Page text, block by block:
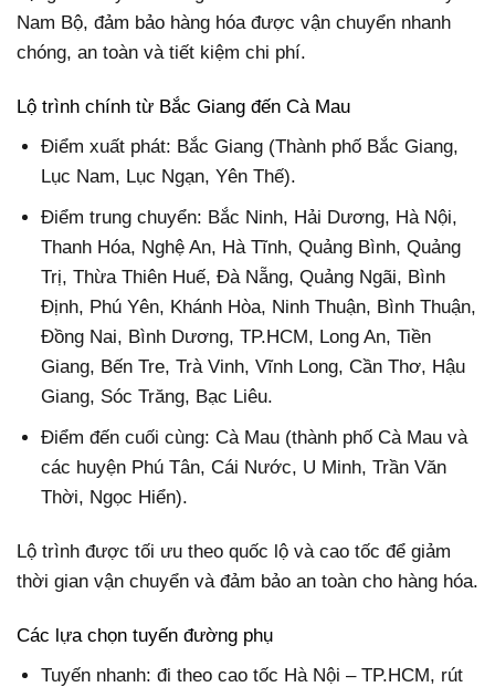
Nam Bộ, đảm bảo hàng hóa được vận chuyển nhanh
chóng, an toàn và tiết kiệm chi phí.
Lộ trình chính từ Bắc Giang đến Cà Mau
Điểm xuất phát: Bắc Giang (Thành phố Bắc Giang,
Lục Nam, Lục Ngạn, Yên Thế).
Điểm trung chuyển: Bắc Ninh, Hải Dương, Hà Nội,
Thanh Hóa, Nghệ An, Hà Tĩnh, Quảng Bình, Quảng
Trị, Thừa Thiên Huế, Đà Nẵng, Quảng Ngãi, Bình
Định, Phú Yên, Khánh Hòa, Ninh Thuận, Bình Thuận,
Đồng Nai, Bình Dương, TP.HCM, Long An, Tiền
Giang, Bến Tre, Trà Vinh, Vĩnh Long, Cần Thơ, Hậu
Giang, Sóc Trăng, Bạc Liêu.
Điểm đến cuối cùng: Cà Mau (thành phố Cà Mau và
các huyện Phú Tân, Cái Nước, U Minh, Trần Văn
Thời, Ngọc Hiển).
Lộ trình được tối ưu theo quốc lộ và cao tốc để giảm
thời gian vận chuyển và đảm bảo an toàn cho hàng hóa.
Các lựa chọn tuyến đường phụ
Tuyến nhanh: đi theo cao tốc Hà Nội – TP.HCM, rút